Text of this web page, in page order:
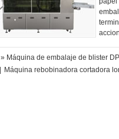
» Máquina de embalaje de blister
Máquina rebobinadora cortadora